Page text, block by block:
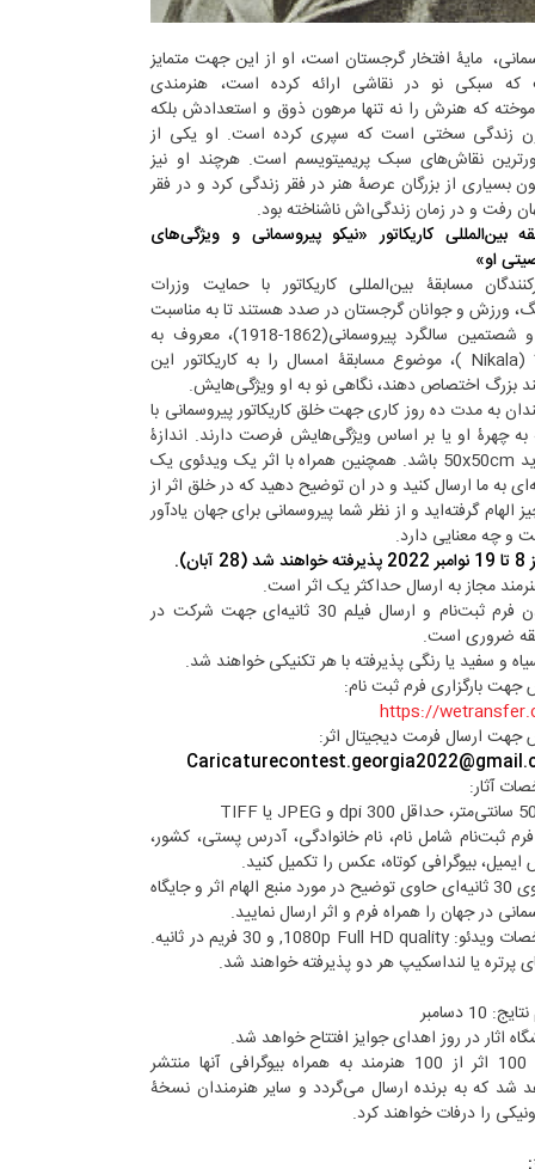
مایۀ افتخار گرجستان است، او از این جهت متمایز
سبکی نو در نقاشی ارائه کرده است، هنرمندی
که هنرش را نه تنها مرهون ذوق و استعدادش بلکه
زندگی سختی است که سپری کرده است. او یکی از
نقاش‌های سبک پریمیتویسم است. هرچند او نیز
بسیاری از بزرگان عرصۀ هنر در فقر زندگی کرد و در فقر
رفت و در زمان زندگی‌اش ناشناخته بود.
بین‌المللی کاریکاتور «نیکو پیروسمانی و ویژگی‌های
او»
مسابقۀ بین‌المللی کاریکاتور با حمایت وزرات
ورزش و جوانان گرجستان در صدد هستند تا به مناسبت
صد و شصتمین سالگرد پیروسمانی(1862-1918)، معروف به
نیکالا (Nikala )، موضوع مسابقۀ امسال را به کاریکاتور این
بزرگ اختصاص دهند، نگاهی نو به او ویژگی‌هایش.
به مدت ده روز کاری جهت خلق کاریکاتور پیروسمانی با
به چهرۀ او یا بر اساس ویژگی‌هایش فرصت دارند. اندازۀ
اثر باید 50x50cm باشد. همچنین همراه با اثر یک ویدئوی یک
به ما ارسال کنید و در ان توضیح دهید که در خلق اثر از
الهام گرفته‌اید و از نظر شما پیروسمانی برای جهان یادآور
و چه معنایی دارد.
مجاز به ارسال حداکثر یک اثر است.
پرکردن فرم ثبت‌نام و ارسال فیلم 30 ثانیه‌ای جهت شرکت در
ضروری است.
و سفید یا رنگی پذیرفته با هر تکنیکی خواهند شد.
بارگزاری فرم ثبت نام:
https://
جهت ارسال فرمت دیجیتال اثر:
آثار:
ثبت‌نام شامل نام، نام خانوادگی، آدرس پستی، کشور،
بیوگرافی کوتاه، عکس را تکمیل کنید.
ویدئوی 30 ثانیه‌ای حاوی توضیح در مورد منبع الهام اثر و جایگاه
در جهان را همراه فرم و اثر ارسال نمایید.
مشخصات ویدئو: 1080p Full HD quality, و 30 فریم در ثانیه.
پرتره یا لنداسکیپ هر دو پذیرفته خواهند شد.
10 دسامبر
اثار در روز اهدای جوایز افتتاح خواهد شد.
آلبوم 100 اثر از 100 هنرمند به همراه بیوگرافی آنها منتشر
شد که به برنده ارسال می‌گردد و سایر هنرمندان نسخۀ
را درفات خواهند کرد.